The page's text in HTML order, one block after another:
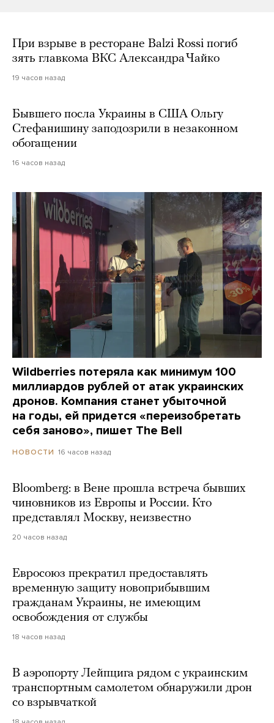
При взрыве в ресторане Balzi Rossi погиб
зять главкома ВКС Александра Чайко
19 часов назад
Бывшего посла Украины в США Ольгу
Стефанишину заподозрили в незаконном
обогащении
16 часов назад
Wildberries потеряла как минимум 100
миллиардов рублей от атак украинских
дронов. Компания станет убыточной
на годы, ей придется «переизобретать
себя заново», пишет The Bell
НОВОСТИ 16 часов назад
Bloomberg: в Вене прошла встреча бывших
чиновников из Европы и России. Кто
представлял Москву, неизвестно
20 часов назад
Евросоюз прекратил предоставлять
временную защиту новоприбывшим
гражданам Украины, не имеющим
освобождения от службы
18 часов назад
В аэропорту Лейпцига рядом с украинским
транспортным самолетом обнаружили дрон
со взрывчаткой